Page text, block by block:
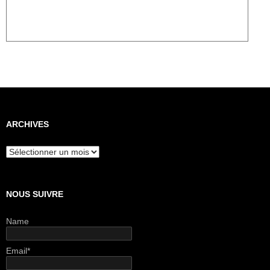
ARCHIVES
Archives
NOUS SUIVRE
Name
Email*